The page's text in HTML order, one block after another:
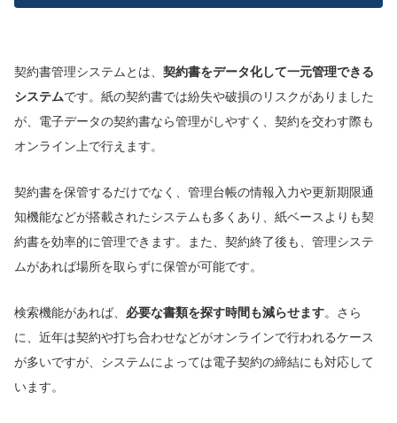
契約書管理システムとは、 契約書をデータ化して一元管理できる
システムです。紙の契約書では紛失や破損のリスクがありました
が、電子データの契約書なら管理がしやすく、契約を交わす際も
オンライン上で行えます。
契約書を保管するだけでなく、管理台帳の情報入力や更新期限通
知機能などが搭載されたシステムも多くあり、紙ベースよりも契
約書を効率的に管理できます。また、契約終了後も、管理システ
ムがあれば場所を取らずに保管が可能です。
検索機能があれば、 必要な書類を探す時間も減らせます。さら
に、近年は契約や打ち合わせなどがオンラインで行われるケース
が多いですが、システムによっては電子契約の締結にも対応して
います。